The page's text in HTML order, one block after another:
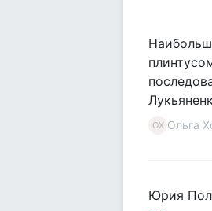
ОХ Ольга
Юрия